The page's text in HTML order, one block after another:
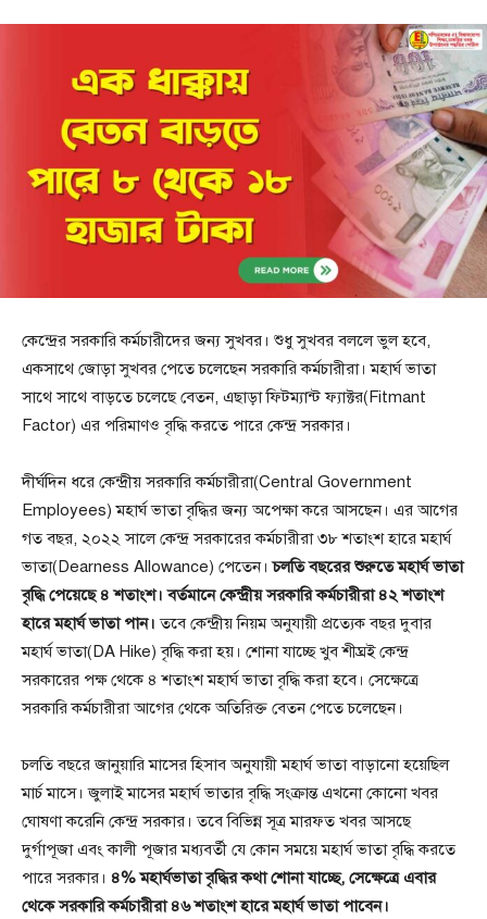
কেন্দ্রের সরকারি কর্মচারীদের জন্য সুখবর। শুধু সুখবর বললে ভুল হবে,
একসাথে জোড়া সুখবর পেতে চলেছেন সরকারি কর্মচারীরা। মহার্ঘ ভাতা
সাথে সাথে বাড়তে চলেছে বেতন, এছাড়া ফিটম্যান্ট ফ্যাক্টর(Fitmant
Factor) এর পরিমাণও বৃদ্ধি করতে পারে কেন্দ্র সরকার।
দীর্ঘদিন ধরে কেন্দ্রীয় সরকারি কর্মচারীরা(Central Government
Employees) মহার্ঘ ভাতা বৃদ্ধির জন্য অপেক্ষা করে আসছেন। এর আগের
গত বছর, ২০২২ সালে কেন্দ্র সরকারের কর্মচারীরা ৩৮ শতাংশ হারে মহার্ঘ
ভাতা(Dearness Allowance) পেতেন।চলতি বছরের শুরুতে মহার্ঘ ভাতা
বৃদ্ধি পেয়েছে ৪ শতাংশ। বর্তমানে কেন্দ্রীয় সরকারি কর্মচারীরা ৪২ শতাংশ
হারে মহার্ঘ ভাতা পান। তবে কেন্দ্রীয় নিয়ম অনুযায়ী প্রত্যেক বছর দুবার
মহার্ঘ ভাতা(DA Hike) বৃদ্ধি করা হয়। শোনা যাচ্ছে খুব শীঘ্রই কেন্দ্র
সরকারের পক্ষ থেকে ৪ শতাংশ মহার্ঘ ভাতা বৃদ্ধি করা হবে। সেক্ষেত্রে
সরকারি কর্মচারীরা আগের থেকে অতিরিক্ত বেতন পেতে চলেছেন।
চলতি বছরে জানুয়ারি মাসের হিসাব অনুযায়ী মহার্ঘ ভাতা বাড়ানো হয়েছিল
মার্চ মাসে। জুলাই মাসের মহার্ঘ ভাতার বৃদ্ধি সংক্রান্ত এখনো কোনো খবর
ঘোষণা করেনি কেন্দ্র সরকার। তবে বিভিন্ন সূত্র মারফত খবর আসছে
দুর্গাপূজা এবং কালী পূজার মধ্যবর্তী যে কোন সময়ে মহার্ঘ ভাতা বৃদ্ধি করতে
পারে সরকার। ৪% মহার্ঘভাতা বৃদ্ধির কথা শোনা যাচ্ছে, সেক্ষেত্রে এবার
থেকে সরকারি কর্মচারীরা ৪৬ শতাংশ হারে মহার্ঘ ভাতা পাবেন।